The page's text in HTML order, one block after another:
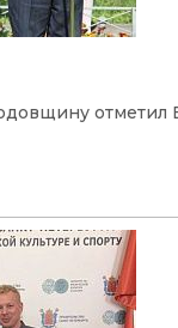
отметил